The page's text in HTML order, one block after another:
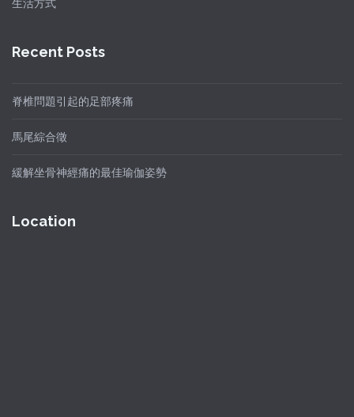
生活方式
Recent Posts
脊椎問題引起的足部疼痛
馬尾綜合徵
緩解坐骨神經痛的最佳瑜伽姿勢
Location